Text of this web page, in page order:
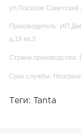
ул.Посёлок Советский
Производитель: ИП
д.19 кв.2
Страна производства:
Срок службы:
Теги: Tanta